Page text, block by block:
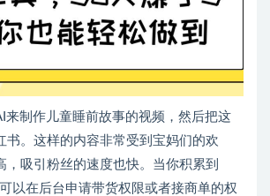
来制作儿童睡前故事的视频，然后把这
书。这样的内容非常受到宝妈们的欢
，吸引粉丝的速度也快。当你积累到
以在后台申请带货权限或者接商单的权